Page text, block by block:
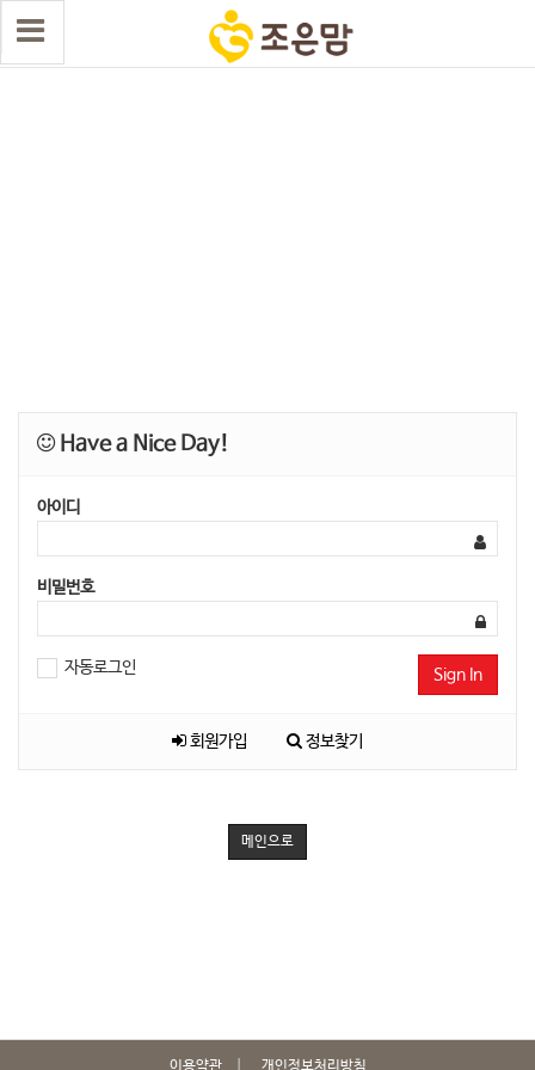
Have a Nice Day!
아이디
비밀번호
자동로그인 Sign In
회원가입 정보찾기
메인으로
이용약관 개인정보처리방침